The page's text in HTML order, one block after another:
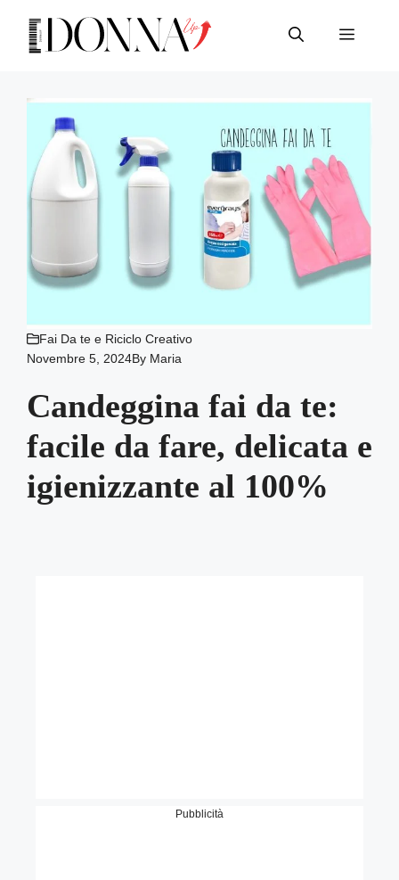
contenuto
Menu
Fai Da te e Riciclo Creativo
Novembre 5, 2024By Maria
Candeggina fai da te:
facile da fare, delicata e
igienizzante al 100%
Pubblicità